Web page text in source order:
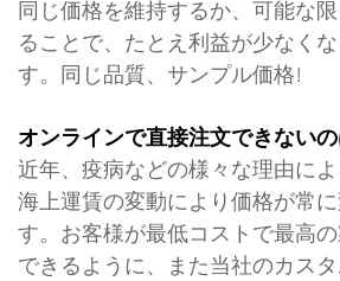
同じ価格を維持するか、可能な
ることで、たとえ利益が少なく
す。同じ品質、サンプル価格!
オンラインで直接注文できない
近年、疫病などの様々な理由に
海上運賃の変動により価格が常
す。お客様が最低コストで最高
できるように、また当社のカス